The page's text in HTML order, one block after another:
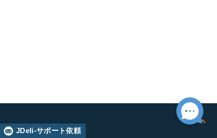
JDeli-サポート依頼